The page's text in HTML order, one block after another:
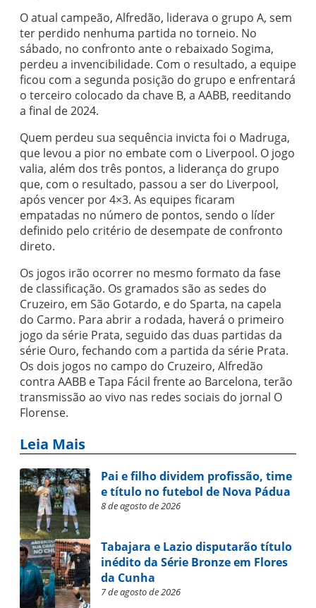
O atual campeão, Alfredão, liderava o grupo A, sem
ter perdido nenhuma partida no torneio. No
sábado, no confronto ante o rebaixado Sogima,
perdeu a invencibilidade. Com o resultado, a equipe
ficou com a segunda posição do grupo e enfrentará
o terceiro colocado da chave B, a AABB, reeditando
a final de 2024.
Quem perdeu sua sequência invicta foi o Madruga,
que levou a pior no embate com o Liverpool. O jogo
valia, além dos três pontos, a liderança do grupo
que, com o resultado, passou a ser do Liverpool,
após vencer por 4×3. As equipes ficaram
empatadas no número de pontos, sendo o líder
definido pelo critério de desempate de confronto
direto.
Os jogos irão ocorrer no mesmo formato da fase
de classificação. Os gramados são as sedes do
Cruzeiro, em São Gotardo, e do Sparta, na capela
do Carmo. Para abrir a rodada, haverá o primeiro
jogo da série Prata, seguido das duas partidas da
série Ouro, fechando com a partida da série Prata.
Os dois jogos no campo do Cruzeiro, Alfredão
contra AABB e Tapa Fácil frente ao Barcelona, terão
transmissão ao vivo nas redes sociais do jornal O
Florense.
Leia Mais
Pai e filho dividem profissão, time
e título no futebol de Nova Pádua
8 de agosto de 2026
Tabajara e Lazio disputarão título
inédito da Série Bronze em Flores
da Cunha
7 de agosto de 2026